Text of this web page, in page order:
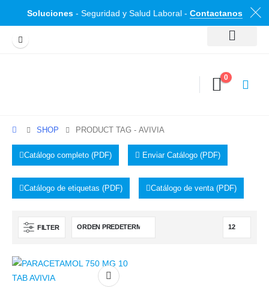
Soluciones- Seguridad y Salud Laboral - Contactanos
0
SHOP PRODUCT TAG - AVIVIA
Catálogo completo (PDF) Enviar Catálogo (PDF)
Catálogo de etiquetas (PDF) Catálogo de venta (PDF)
FILTER